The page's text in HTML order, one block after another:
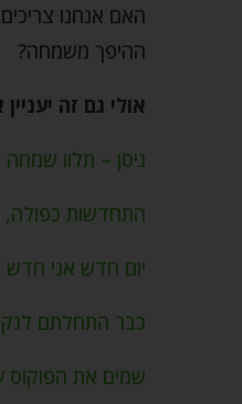
האם אנחנו
ההיפך משמחה?
אולי גם זה
ניסן – תלוו שמחה
התחדשות
יום חדש אני חדש
כבר התחלתם
שמים את הפוקוס